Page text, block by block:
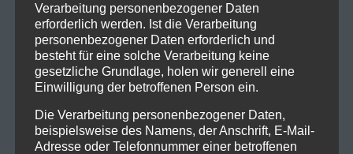
Verarbeitung personenbezogener Daten
erforderlich werden. Ist die Verarbeitung
personenbezogener Daten erforderlich und
besteht für eine solche Verarbeitung keine
gesetzliche Grundlage, holen wir generell eine
Einwilligung der betroffenen Person ein.
Die Verarbeitung personenbezogener Daten,
beispielsweise des Namens, der Anschrift, E-Mail-
Adresse oder Telefonnummer einer betroffenen